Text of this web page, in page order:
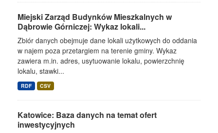
Miejski Zarząd Budynków Mieszkalnych w
Dąbrowie Górniczej: Wykaz lokali...
Zbiór danych obejmuje dane lokali użytkowych do oddania
w najem poza przetargiem na terenie gminy. Wykaz
zawiera m.in. adres, usytuowanie lokalu, powierzchnię
lokalu, stawki...
RDF CSV
Katowice: Baza danych na temat ofert
inwestycyjnych